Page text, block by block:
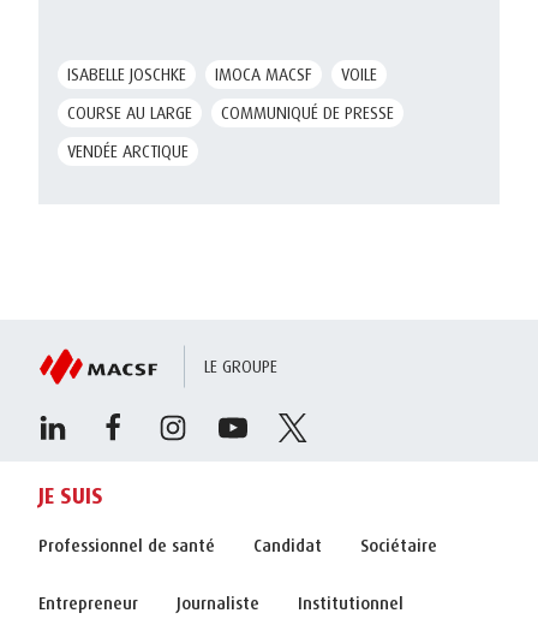
ISABELLE JOSCHKE IMOCA MACSF
VOILE
COURSE AU LARGE
COMMUNIQUÉ DE PRESSE
VENDÉE ARCTIQUE
LE GROUPE
JE SUIS
Professionnel de santé Candidat Sociétaire
Entrepreneur Journaliste Institutionnel